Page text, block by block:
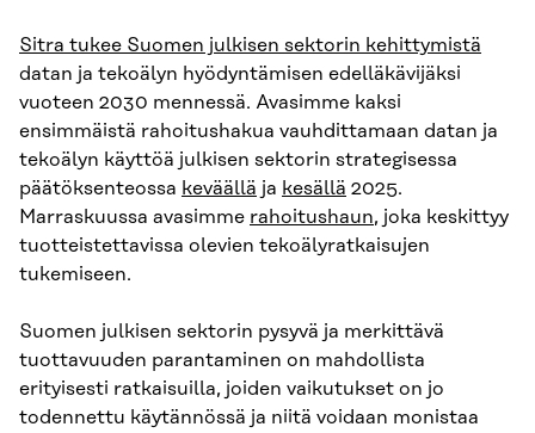
Sitra tukee Suomen julkisen sektorin kehittymistä
datan ja tekoälyn hyödyntämisen edelläkävijäksi
vuoteen 2030 mennessä. Avasimme kaksi
ensimmäistä rahoitushakua vauhdittamaan datan ja
tekoälyn käyttöä julkisen sektorin strategisessa
päätöksenteossa keväällä ja kesällä 2025.
Marraskuussa avasimme rahoitushaun, joka keskittyy
tuotteistettavissa olevien tekoälyratkaisujen
tukemiseen.
Suomen julkisen sektorin pysyvä ja merkittävä
tuottavuuden parantaminen on mahdollista
erityisesti ratkaisuilla, joiden vaikutukset on jo
todennettu käytännössä ja niitä voidaan monistaa